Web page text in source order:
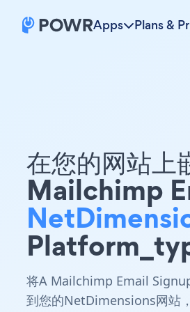
Apps Plans &
在您的网站上
Mailchimp
将A Mailchimp Email
到您的NetDimensions网站